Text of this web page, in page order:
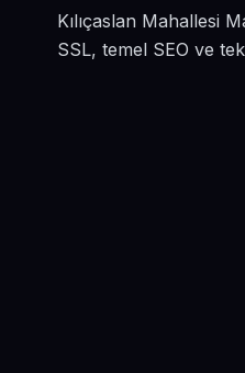
Kılıçaslan Mahallesi
SSL, temel SEO ve